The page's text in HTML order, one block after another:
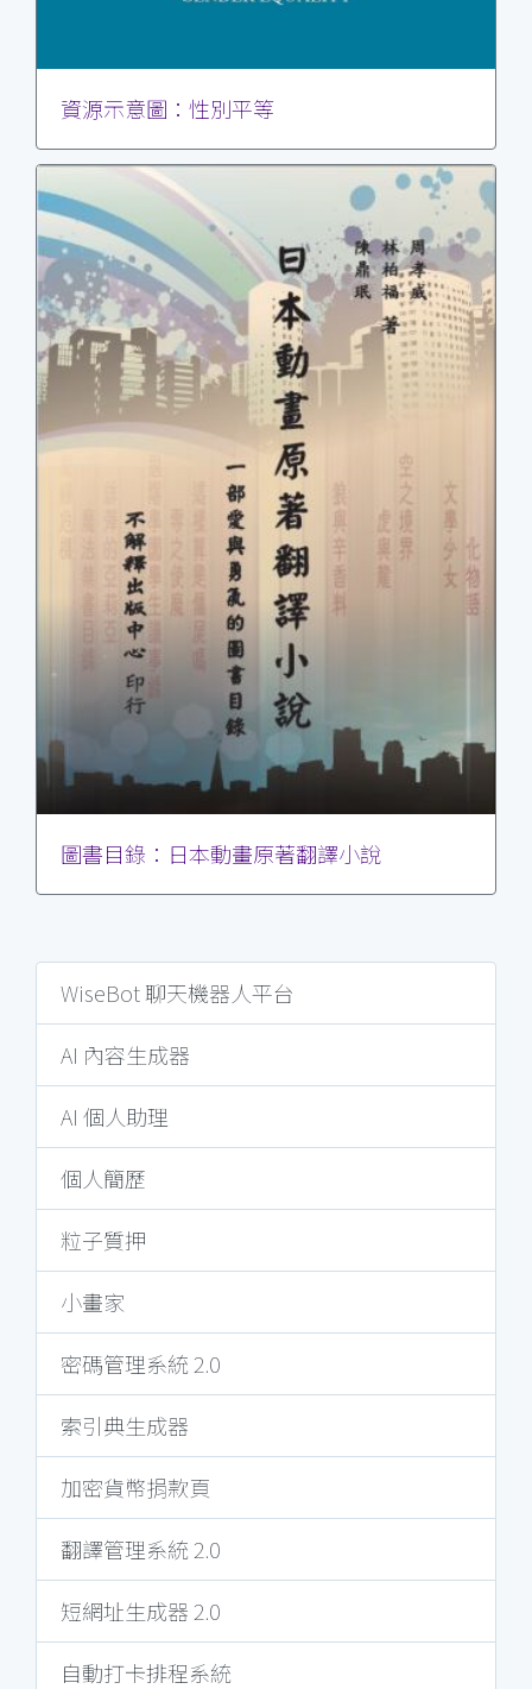
資源示意圖：性別平等
圖書目錄：日本動畫原著翻譯小說
WiseBot 聊天機器人平台
AI 內容生成器
AI 個人助理
個人簡歷
粒子質押
小畫家
密碼管理系統 2.0
索引典生成器
加密貨幣捐款頁
翻譯管理系統 2.0
短網址生成器 2.0
自動打卡排程系統